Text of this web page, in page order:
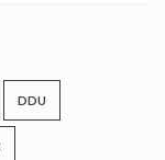
DDU